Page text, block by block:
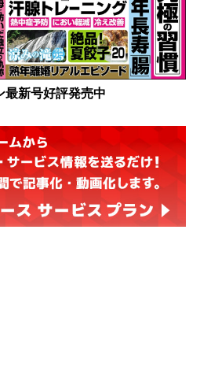
最新号好評発売中